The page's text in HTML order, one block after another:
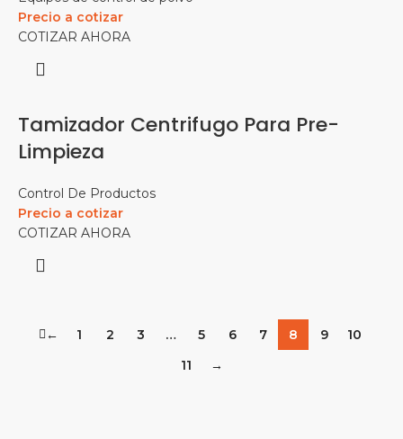
Precio a cotizar
COTIZAR AHORA
Tamizador Centrifugo Para Pre-
Limpieza
Control De Productos
Precio a cotizar
COTIZAR AHORA
← 1 2 3 … 5 6 7 8 9
10
11
→